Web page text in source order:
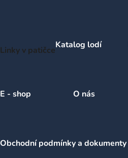
Linky v patičceKatalog lodí
E - shop O nás
Obchodní podmínky a dokumenty